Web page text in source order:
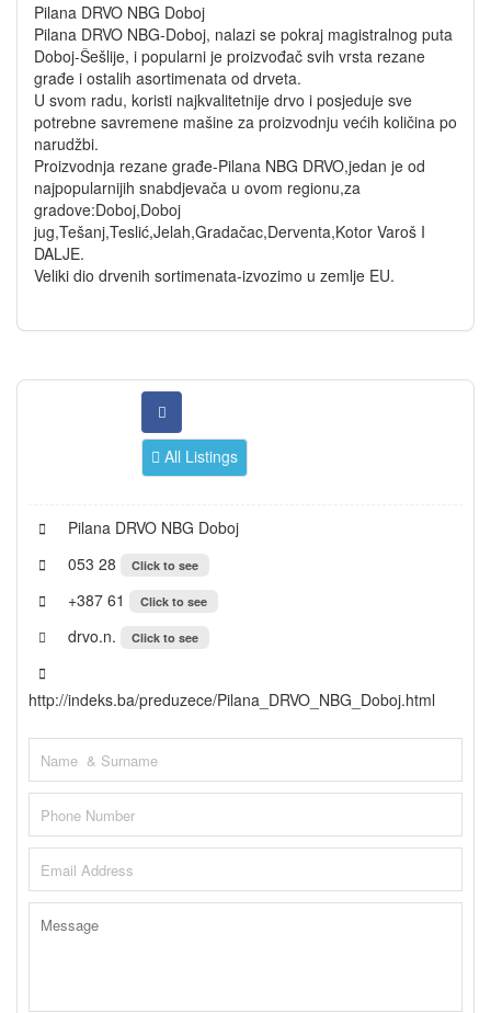
Pilana DRVO NBG Doboj
Pilana DRVO NBG-Doboj, nalazi se pokraj magistralnog puta
Doboj-Šešlije, i popularni je proizvođač svih vrsta rezane
građe i ostalih asortimenata od drveta.
U svom radu, koristi najkvalitetnije drvo i posjeduje sve
potrebne savremene mašine za proizvodnju većih količina po
narudžbi.
Proizvodnja rezane građe-Pilana NBG DRVO,jedan je od
najpopularnijih snabdjevača u ovom regionu,za
gradove:Doboj,Doboj
jug,Tešanj,Teslić,Jelah,Gradačac,Derventa,Kotor Varoš I
DALJE.
Veliki dio drvenih sortimenata-izvozimo u zemlje EU.
All Listings
Pilana DRVO NBG Doboj
053 28
Click to see
+387 61 Click to see
drvo.n. Click to see
http://indeks.ba/preduzece/Pilana_DRVO_NBG_Doboj.html